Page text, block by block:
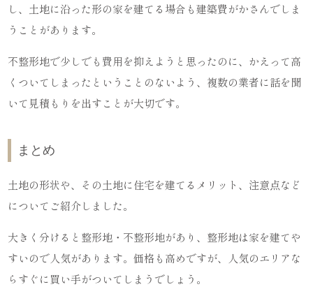
し、土地に沿った形の家を建てる場合も建築費がかさんでしま
うことがあります。
不整形地で少しでも費用を抑えようと思ったのに、かえって高
くついてしまったということのないよう、複数の業者に話を聞
いて見積もりを出すことが大切です。
まとめ
土地の形状や、その土地に住宅を建てるメリット、注意点など
についてご紹介しました。
大きく分けると整形地・不整形地があり、整形地は家を建てや
すいので人気があります。価格も高めですが、人気のエリアな
らすぐに買い手がついてしまうでしょう。